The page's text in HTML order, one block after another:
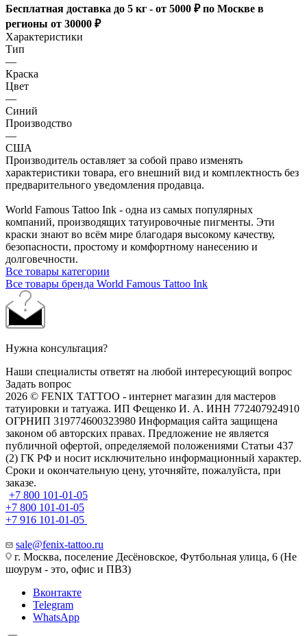
Бесплатная доставка до 5 кг - от 5000 ₽ по Москве в
регионы от 30000 ₽
Характеристики
Тип
—
Краска
Цвет
—
Синий
Производство
—
США
Производитель оставляет за собой право изменять
характеристики товара, его внешний вид и комплектность без
предварительного уведомления продавца.
World Famous Tattoo Ink - одна из самых популярных
компаний, производящих татуировочные пигменты. Эти
краски знают во всём мире благодаря высокому качеству,
безопасности, простому и комфортному нанесению и
долговечности.
Все товары категории
Все товары бренда World Famous Tattoo Ink
Нужна консультация?
Наши специалисты ответят на любой интересующий вопрос
Задать вопрос
2026 © FENIX TATTOO - интернет магазин для мастеров
татуировки и татуажа. ИП Фещенко И. А. ИНН 772407924910
ОГРНИП 319774600323980 Информация сайта защищена
законом об авторских правах. Предложение не является
публичной офертой, определяемой положениями Статьи 437
(2) ГК РФ и носит исключительно информационный характер.
Сроки и окончательную цену, уточняйте, пожалуйста, при
заказе.
+7 800 101-01-05
+7 800 101-01-05
+7 916 101-01-05
sale@fenix-tattoo.ru
г. Москва, поселение Десёновское, Футбольная улица, 6 (Не
шоурум - это, офис и ПВЗ)
Вконтакте
Telegram
WhatsApp